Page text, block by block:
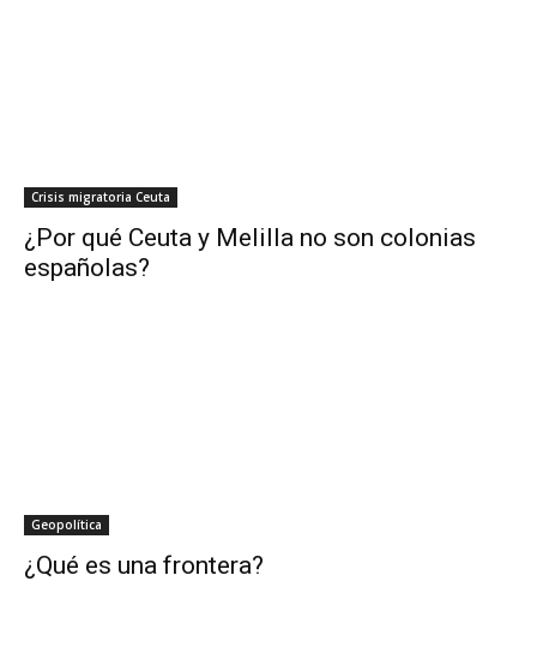
Crisis migratoria Ceuta
¿Por qué Ceuta y Melilla no son colonias
españolas?
Geopolítica
¿Qué es una frontera?